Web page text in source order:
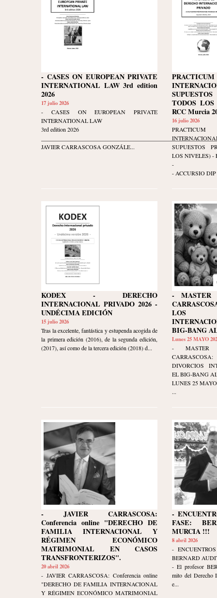
- CASES ON EUROPEAN PRIVATE
INTERNATIONAL LAW 3rd edition
2026
17 julio 2026
- CASES ON EUROPEAN PRIVATE
INTERNATIONAL LAW
3rd edition 2026
JAVIER CARRASCOSA GONZÁLE...
TODOS
RCC Murcia
16 julio 2026
SUPUESTOS
LOS NIVELES) -
-
- ACCURSIO DIP
KODEX - DERECHO
INTERNACIONAL PRIVADO 2026 -
UNDÉCIMA EDICIÓN
15 julio 2026
Tras la excelente, fantástica y estupenda acogida de
la primera edición (2016), de la segunda edición,
(2017), así como de la tercera edición (2018) d...
- MASTER
LOS
BIG-BANG
Lunes 25 MAYO
- MASTER
DIVORCIOS
EL BIG-BANG
LUNES 25 MAYO
...
- JAVIER CARRASCOSA:
Conferencia online "DERECHO DE
FAMILIA INTERNACIONAL Y
RÉGIMEN ECONÓMICO
MATRIMONIAL EN CASOS
TRANSFRONTERIZOS".
20 abril 2026
- JAVIER CARRASCOSA: Conferencia online
"DERECHO DE FAMILIA INTERNACIONAL
Y RÉGIMEN ECONÓMICO MATRIMONIAL
-
FASE:
MURCIA !!!
8 abril 2026
-
BERNARD
- El profesor
mito del Derecho
e...